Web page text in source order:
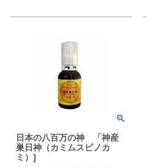
日本の八百万の神 「神産
巣日神（カミムスビノカ
ミ）]